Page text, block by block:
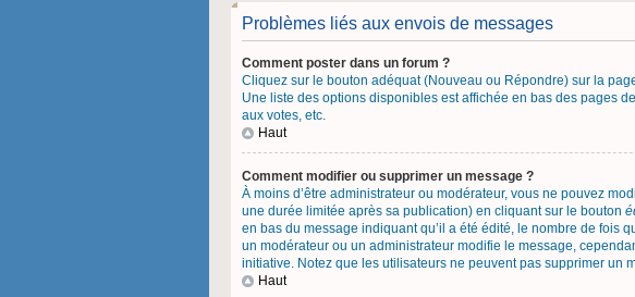
Problèmes liés aux envois de messages
Comment poster dans un forum ?
Cliquez sur le bouton adéquat (Nouveau ou Répondre) sur la
Une liste des options disponibles est affichée en bas des pages
aux votes, etc.
Haut
Comment modifier ou supprimer un message ?
À moins d’être administrateur ou modérateur, vous ne pouvez
une durée limitée après sa publication) en cliquant sur le bouton
en bas du message indiquant qu’il a été édité, le nombre de fois
un modérateur ou un administrateur modifie le message,
initiative. Notez que les utilisateurs ne peuvent pas supprimer un
Haut